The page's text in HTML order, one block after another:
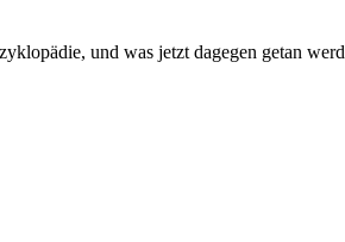
und was jetzt da­gegen getan